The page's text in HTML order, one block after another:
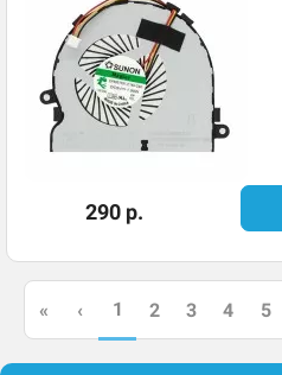
290 р.
« ‹ 1 2 3 4 5